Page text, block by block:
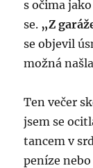
s očima
se. „Z
se objevil
možná
Ten večer
jsem se
tancem v
peníze